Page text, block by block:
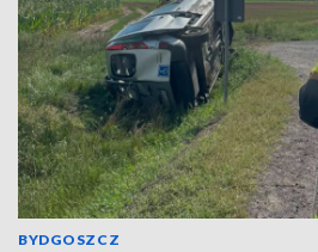
BYDGOSZCZ